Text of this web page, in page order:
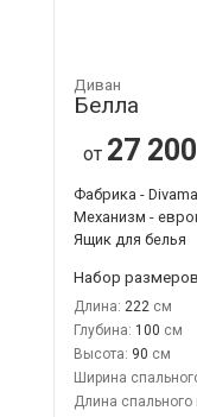
Диван
Белла
от 27 200
Фабрика - Divama
Механизм -
Ящик для белья
Набор размеров
Длина: 222
Глубина: 100
Высота: 90
Ширина
Длина спального